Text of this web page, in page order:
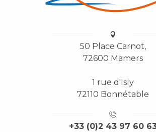
50 Place Carnot,
72600 Mamers
1 rue d'Isly
72110 Bonnétable
+33 (0)2 43 97 60